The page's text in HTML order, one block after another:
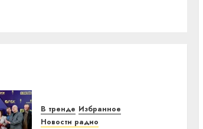
В тренде Избранное
Новости радио